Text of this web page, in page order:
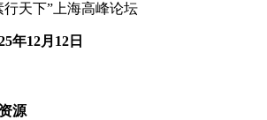
行天下”上海高峰论坛
年12月12日
源